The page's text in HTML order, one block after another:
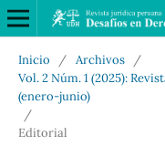
Inicio / Archivos
/
Vol. 2 Núm. 1 (2025):
(enero-junio)
/
Editorial